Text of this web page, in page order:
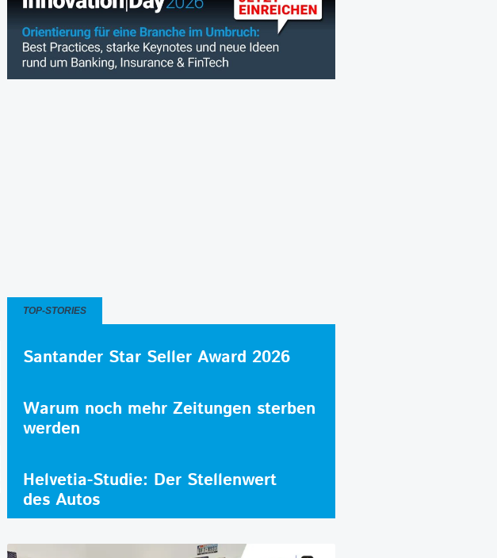
TOP-STORIES
Santander Star Seller Award 2026
Warum noch mehr Zeitungen sterben
werden
Helvetia-Studie: Der Stellenwert
des Autos